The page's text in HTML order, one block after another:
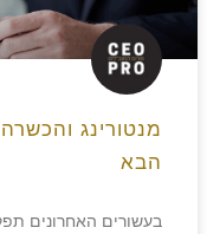
מנטורינג
הבא
בעשורים האחרונים